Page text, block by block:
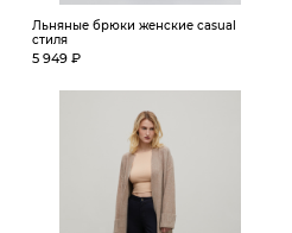
Льняные брюки женские casual
стиля
5 949 ₽